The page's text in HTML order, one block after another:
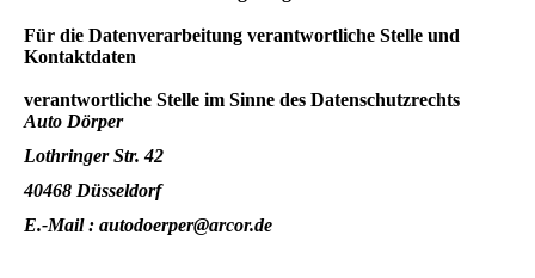
Für die Datenverarbeitung verantwortliche Stelle und
Kontaktdaten
verantwortliche Stelle im Sinne des Datenschutzrechts
Auto Dörper
Lothringer Str. 42
40468 Düsseldorf
E.-Mail : autodoerper@arcor.de